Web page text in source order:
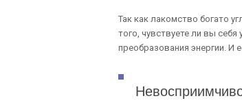
Так как лакомство богато
того, чувствуете ли вы
преобразования энергии. И